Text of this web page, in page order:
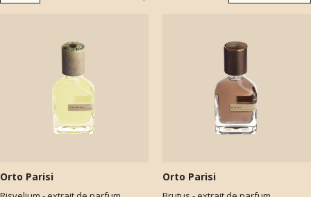
garden. In his garden hovered an air of infinite. So, hereby: To my
grandfather Vincenzo Parisi and to those that seize the time in
experiencing and diffusing the perfume of life."
Orto Parisi Orto Parisi